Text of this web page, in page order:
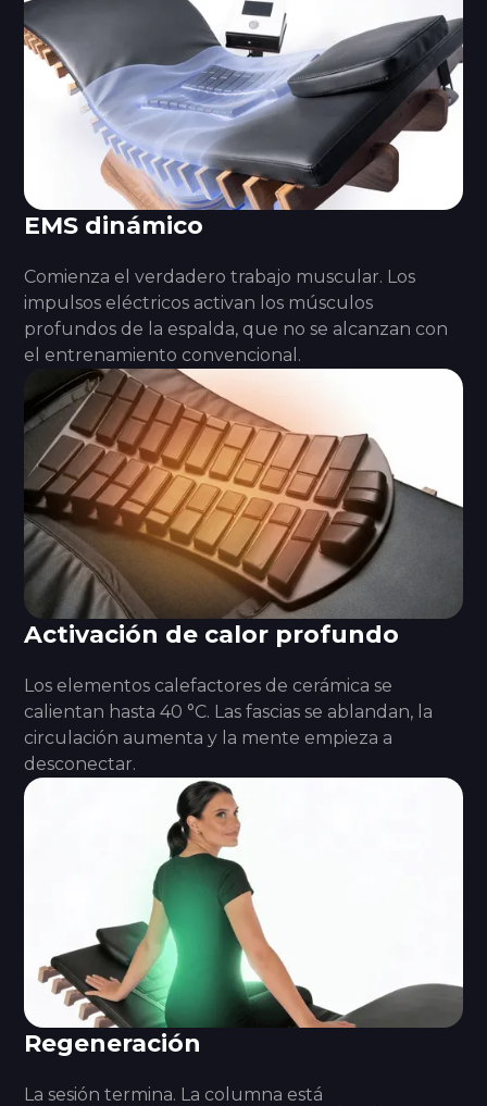
EMS dinámico
Comienza el verdadero trabajo muscular. Los
impulsos eléctricos activan los músculos
profundos de la espalda, que no se alcanzan con
el entrenamiento convencional.
Activación de calor profundo
Los elementos calefactores de cerámica se
calientan hasta 40 °C. Las fascias se ablandan, la
circulación aumenta y la mente empieza a
desconectar.
Regeneración
La sesión termina. La columna está